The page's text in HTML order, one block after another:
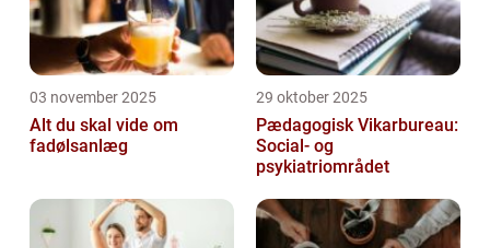
03 november 2025
Alt du skal vide om
fadølsanlæg
29 oktober 2025
Pædagogisk Vikarbureau:
Social- og
psykiatriområdet